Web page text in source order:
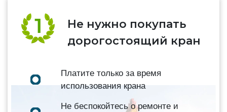
Не нужно покупать
дорогостоящий кран
Платите только за время
использования крана
Не беспокойтесь о ремонте и